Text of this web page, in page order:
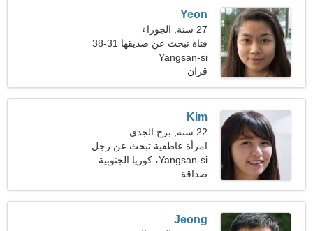
Yeon
27 سنة, الجوزاء
فتاة تبحث عن صديقها 31-38
Yangsan-si
قران
Kim
22 سنة, برج الجدي
امرأة عاطفية تبحث عن رجل
Yangsan-si، كوريا الجنوبية
صداقة
Jeong